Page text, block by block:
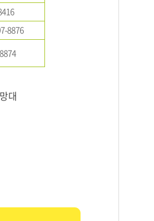
8876
대